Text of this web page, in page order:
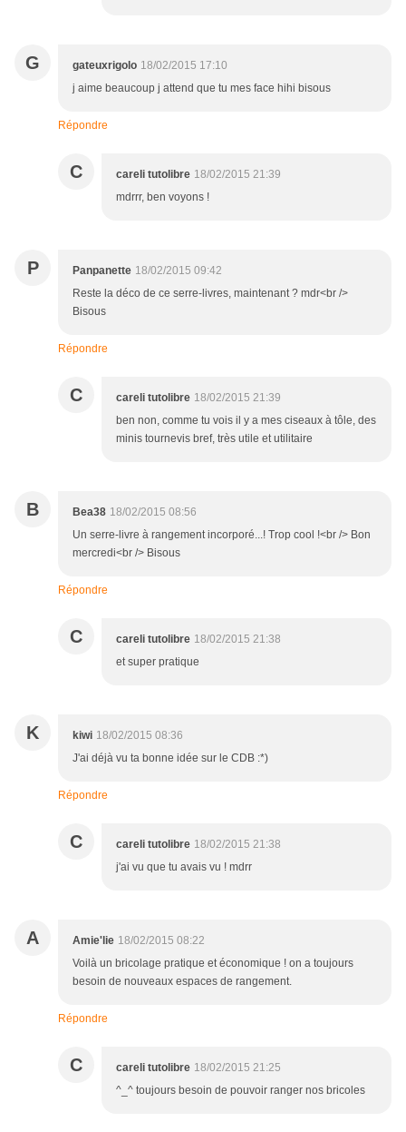
G gateuxrigolo 18/02/2015 17:10
j aime beaucoup j attend que tu mes face hihi bisous
Répondre
C careli tutolibre 18/02/2015 21:39
mdrrr, ben voyons !
P Panpanette 18/02/2015 09:42
Reste la déco de ce serre-livres, maintenant ? mdr<br />
Bisous
Répondre
C careli tutolibre 18/02/2015 21:39
ben non, comme tu vois il y a mes ciseaux à tôle, des
minis tournevis bref, très utile et utilitaire
B Bea38 18/02/2015 08:56
Un serre-livre à rangement incorporé...! Trop cool !<br /> Bon
mercredi<br /> Bisous
Répondre
C careli tutolibre 18/02/2015 21:38
et super pratique
K kiwi 18/02/2015 08:36
J'ai déjà vu ta bonne idée sur le CDB :*)
Répondre
C careli tutolibre 18/02/2015 21:38
j'ai vu que tu avais vu ! mdrr
A Amie'lie 18/02/2015 08:22
Voilà un bricolage pratique et économique ! on a toujours
besoin de nouveaux espaces de rangement.
Répondre
C careli tutolibre 18/02/2015 21:25
^_^ toujours besoin de pouvoir ranger nos bricoles